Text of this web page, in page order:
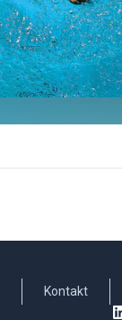
Kontakt